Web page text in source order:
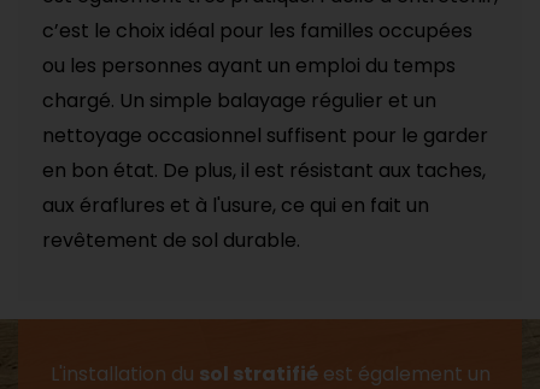
c’est le choix idéal pour les familles occupées
ou les personnes ayant un emploi du temps
chargé. Un simple balayage régulier et un
nettoyage occasionnel suffisent pour le garder
en bon état. De plus, il est résistant aux taches,
aux éraflures et à l'usure, ce qui en fait un
revêtement de sol durable.
L'installation du sol stratifiéest également un